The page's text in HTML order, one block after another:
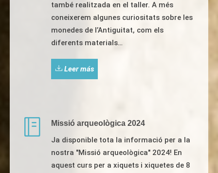
també realitzada en el taller. A més
coneixerem algunes curiositats sobre les
monedes de l’Antiguitat, com els
diferents materials…
Leer más
Missió arqueològica 2024
Ja disponible tota la informació per a la
nostra "Missió arqueològica" 2024! En
aquest curs per a xiquets i xiquetes de 8